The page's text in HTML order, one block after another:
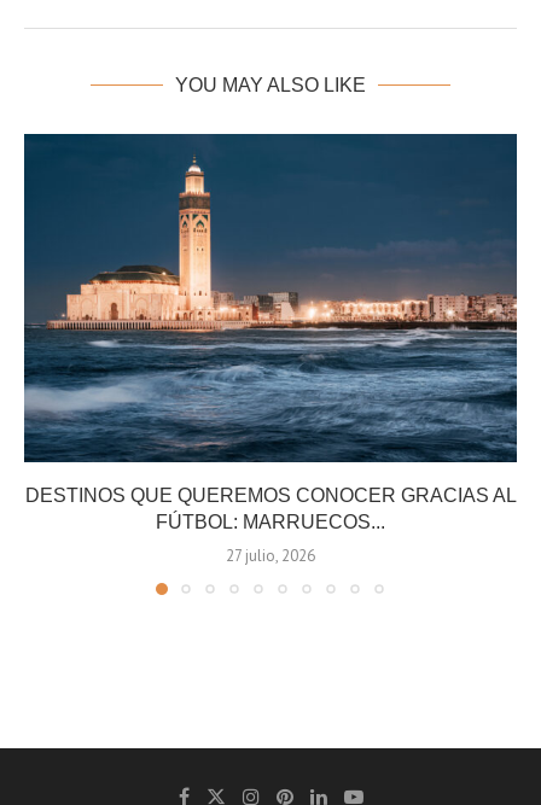
YOU MAY ALSO LIKE
DESTINOS QUE QUEREMOS CONOCER GRACIAS AL
FÚTBOL: MARRUECOS...
27 julio, 2026